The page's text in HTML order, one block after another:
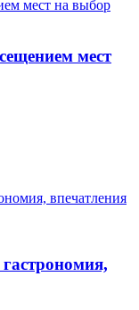
мест